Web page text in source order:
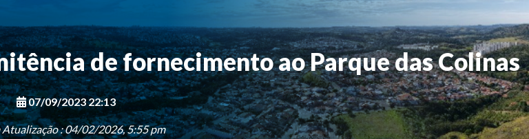
de fornecimento ao Parque das Colinas
07/09/2023 22:13
: 04/02/2026, 5:55 pm